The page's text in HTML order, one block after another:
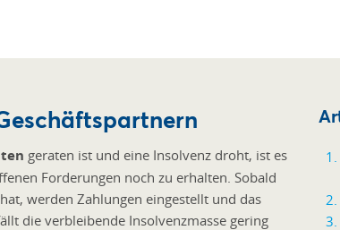
geraten ist und eine Insolvenz droht, ist es
Forderungen noch zu erhalten. Sobald
werden Zahlungen eingestellt und das
die verbleibende Insolvenzmasse gering